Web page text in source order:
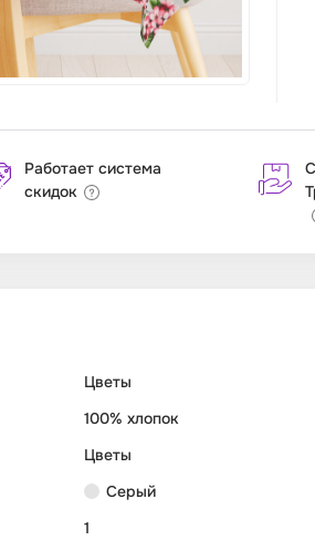
Работает система
скидок
Цветы
100% хлопок
Цветы
Серый
1